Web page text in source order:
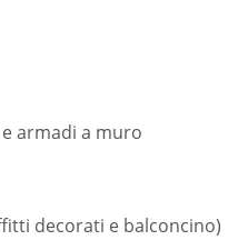
armadi a muro
decorati e balconcino)